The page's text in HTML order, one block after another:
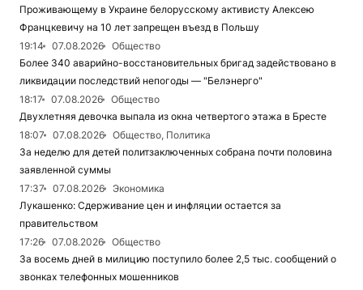
Проживающему в Украине белорусскому активисту Алексею
Францкевичу на 10 лет запрещен въезд в Польшу
19:14
07.08.2026
Общество
Более 340 аварийно-восстановительных бригад задействовано в
ликвидации последствий непогоды — "Белэнерго"
18:17
07.08.2026
Общество
Двухлетняя девочка выпала из окна четвертого этажа в Бресте
18:07
07.08.2026
Общество, Политика
За неделю для детей политзаключенных собрана почти половина
заявленной суммы
17:37
07.08.2026
Экономика
Лукашенко: Сдерживание цен и инфляции остается за
правительством
17:26
07.08.2026
Общество
За восемь дней в милицию поступило более 2,5 тыс. сообщений о
звонках телефонных мошенников